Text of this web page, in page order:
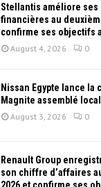
Stellantis améliore ses
financières au
confirme ses objectifs
August 4, 2026 0
Nissan Égypte lance
Magnite assemblé
August 3, 2026 0
Renault Group
son chiffre d’affaires